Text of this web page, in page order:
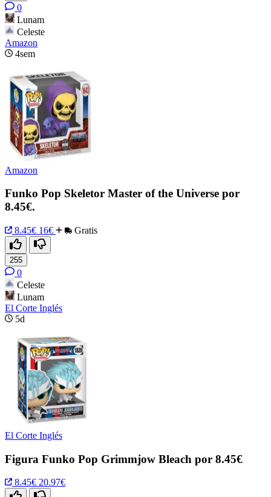
0
Lunam
Celeste
Amazon
4sem
Amazon
Funko Pop Skeletor Master of the Universe por
8.45€.
8.45€ 16€ Gratis
255
0
Celeste
Lunam
El Corte Inglés
5d
El Corte Inglés
Figura Funko Pop Grimmjow Bleach por 8.45€
8.45€ 20.97€